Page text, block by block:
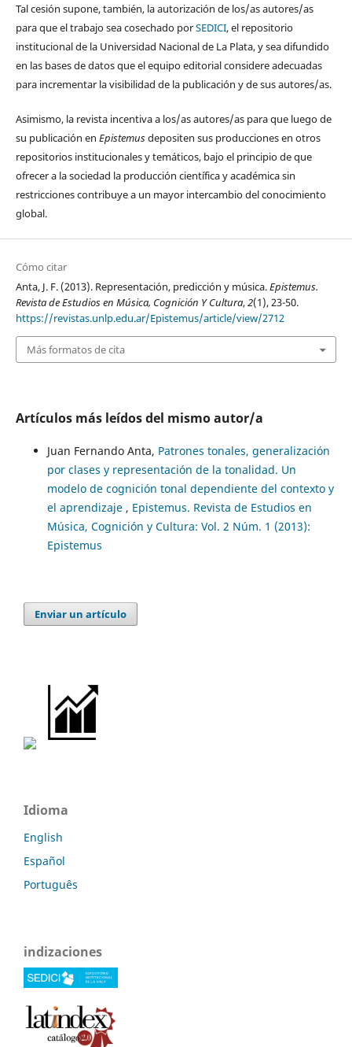
Tal cesión supone, también, la autorización de los/as autores/as
para que el trabajo sea cosechado porSEDICI, el repositorio
institucional de la Universidad Nacional de La Plata, y sea difundido
en las bases de datos que el equipo editorial considere adecuadas
para incrementar la visibilidad de la publicación y de sus autores/as.
Asimismo, la revista incentiva a los/as autores/as para que luego de
su publicación en Epistemusdepositen sus producciones en otros
repositorios institucionales y temáticos, bajo el principio de que
ofrecer a la sociedad la producción científica y académica sin
restricciones contribuye a un mayor intercambio del conocimiento
global.
Cómo citar
Anta, J. F. (2013). Representación, predicción y música.Epistemus.
Revista de Estudios en Música, Cognición Y Cultura,2(1), 23-50.
https://revistas.unlp.edu.ar/Epistemus/article/view/2712
Más formatos de cita
Artículos más leídos del mismo autor/a
Juan Fernando Anta, Patrones tonales, generalización
por clases y representación de la tonalidad. Un
modelo de cognición tonal dependiente del contexto y
el aprendizaje , Epistemus. Revista de Estudios en
Música, Cognición y Cultura: Vol. 2 Núm. 1 (2013):
Epistemus
Enviar un artículo
Idioma
English
Español
Português
indizaciones